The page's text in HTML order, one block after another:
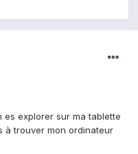
es explorer sur ma tablette
à trouver mon ordinateur